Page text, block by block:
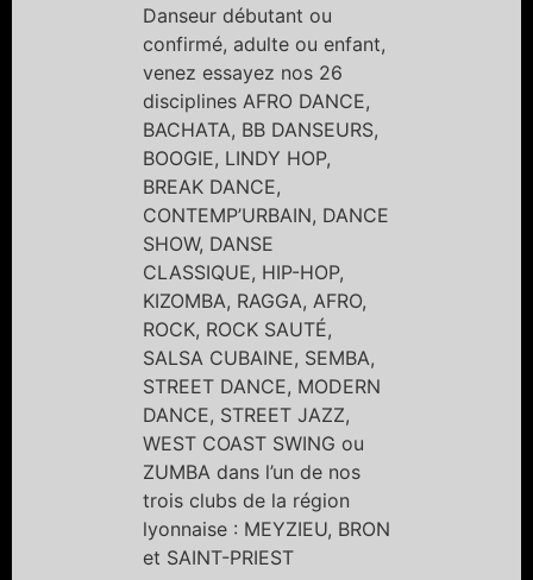
Danseur débutant ou
confirmé, adulte ou enfant,
venez essayez nos 26
disciplines AFRO DANCE,
BACHATA, BB DANSEURS,
BOOGIE, LINDY HOP,
BREAK DANCE,
CONTEMP’URBAIN, DANCE
SHOW, DANSE
CLASSIQUE, HIP-HOP,
KIZOMBA, RAGGA, AFRO,
ROCK, ROCK SAUTÉ,
SALSA CUBAINE, SEMBA,
STREET DANCE, MODERN
DANCE, STREET JAZZ,
WEST COAST SWING ou
ZUMBA dans l’un de nos
trois clubs de la région
lyonnaise : MEYZIEU, BRON
et SAINT-PRIEST